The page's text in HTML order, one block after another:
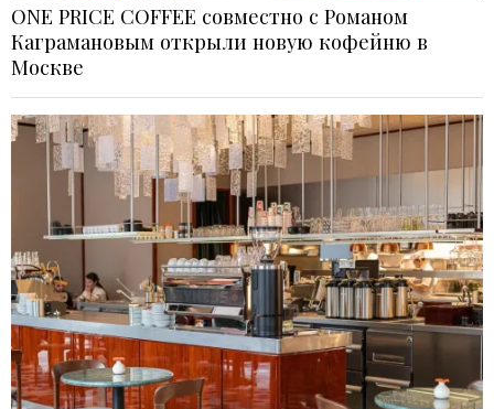
ONE PRICE COFFEE совместно с Романом
Каграмановым открыли новую кофейню в
Москве